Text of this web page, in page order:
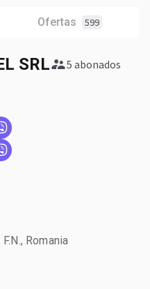
Ofertas 599
SRL 5 abonados
Romania